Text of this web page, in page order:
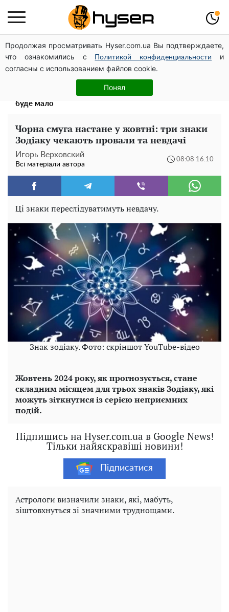
Продолжая просматривать Hyser.com.ua Вы подтверждаете,
что ознакомились с
Политикой конфиденциальности
и
согласны с использованием файлов cookie.
Понял
Дрони із націнкою: Олександр Конотопський вивів
мільйони оборонного бюджету через фіктивну фірму в
Естонії
Весь секрет в одній таблетці аспірину: рецепт хрумкої
та соковитої капусти на зиму. Навіть п'яти банок вам
буде мало
Чорна смуга настане у жовтні: три знаки
Зодіаку чекають провали та невдачі
Игорь Верховский
Всі матеріали автора
08:08 16.10
Ці знаки переслідуватимуть невдачу.
Знак зодіаку. Фото: скріншот YouTube-відео
Жовтень 2024 року, як прогнозується, стане
складним місяцем для трьох знаків Зодіаку, які
можуть зіткнутися із серією неприємних
подій.
Підпишись на Hyser.com.ua в Google News!
Тільки найяскравіші новини!
Підписатися
Астрологи визначили знаки, які, мабуть,
зіштовхнуться зі значними труднощами.